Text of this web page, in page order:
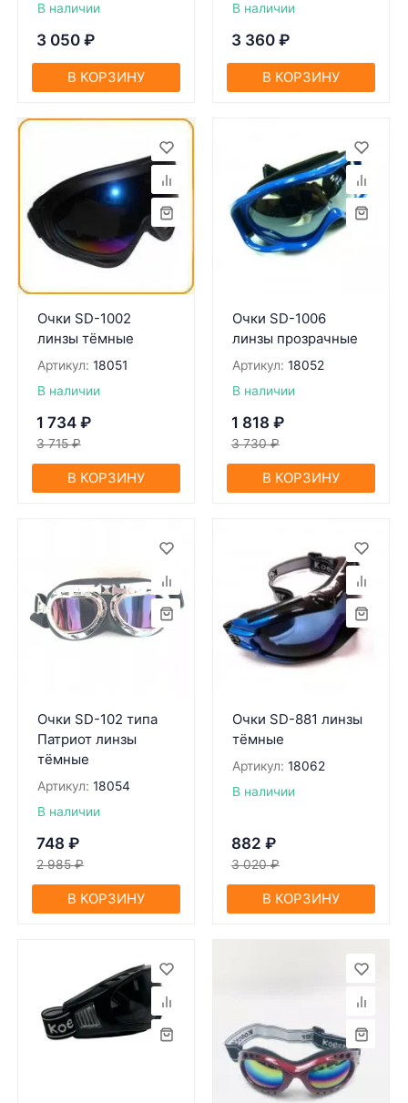
В наличии
3 050 ₽
В КОРЗИНУ
В наличии
3 360 ₽
В КОРЗИНУ
Очки SD-1002
линзы тёмные
Артикул: 18051
В наличии
1 734 ₽
3 715 ₽
В КОРЗИНУ
Очки SD-1006
линзы прозрачные
Артикул: 18052
В наличии
1 818 ₽
3 730 ₽
В КОРЗИНУ
Очки SD-102 типа
Патриот линзы
тёмные
Артикул: 18054
В наличии
748 ₽
2 985 ₽
В КОРЗИНУ
Очки SD-881 линзы
тёмные
Артикул: 18062
В наличии
882 ₽
3 020 ₽
В КОРЗИНУ